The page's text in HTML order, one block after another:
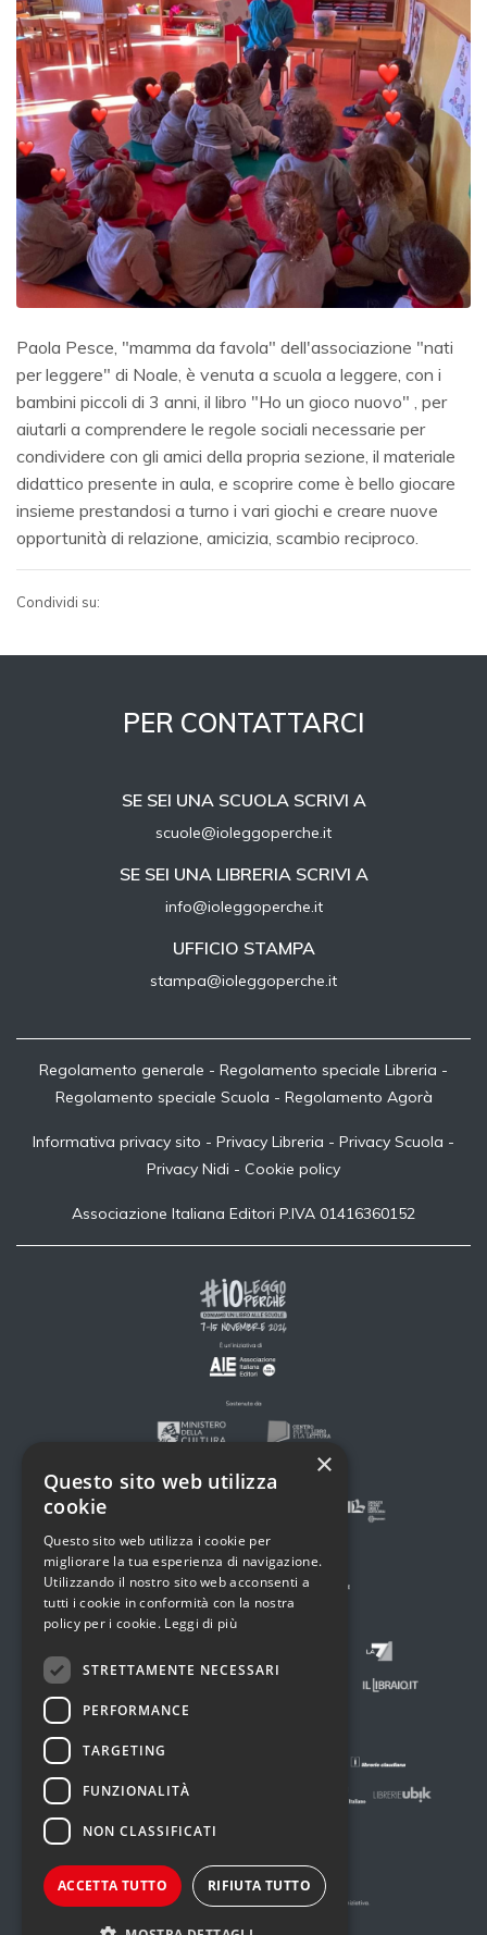
Paola Pesce, "mamma da favola" dell'associazione "nati
per leggere" di Noale, è venuta a scuola a leggere, con i
bambini piccoli di 3 anni, il libro "Ho un gioco nuovo" , per
aiutarli a comprendere le regole sociali necessarie per
condividere con gli amici della propria sezione, il materiale
didattico presente in aula, e scoprire come è bello giocare
insieme prestandosi a turno i vari giochi e creare nuove
opportunità di relazione, amicizia, scambio reciproco.
Condividi su:
PER CONTATTARCI
SE SEI UNA SCUOLA SCRIVI A
scuole@ioleggoperche.it
SE SEI UNA LIBRERIA SCRIVI A
info@ioleggoperche.it
UFFICIO STAMPA
stampa@ioleggoperche.it
Regolamento generale - Regolamento speciale Libreria -
Regolamento speciale Scuola - Regolamento Agorà
Informativa privacy sito - Privacy Libreria - Privacy Scuola -
Privacy Nidi - Cookie policy
Associazione Italiana Editori P.IVA 01416360152
×
Questo sito web utilizza
cookie
Questo sito web utilizza i cookie per
migliorare la tua esperienza di navigazione.
Utilizzando il nostro sito web acconsenti a
tutti i cookie in conformità con la nostra
policy per i cookie. Leggi di più
STRETTAMENTE NECESSARI
PERFORMANCE
TARGETING
FUNZIONALITÀ
NON CLASSIFICATI
ACCETTA TUTTO RIFIUTA TUTTO